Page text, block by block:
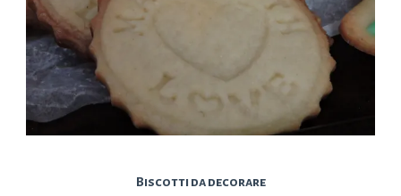
Biscotti da decorare